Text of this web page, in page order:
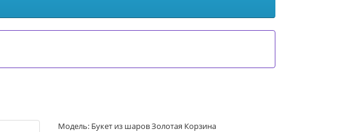
Модель: Букет из шаров Золотая Корзина